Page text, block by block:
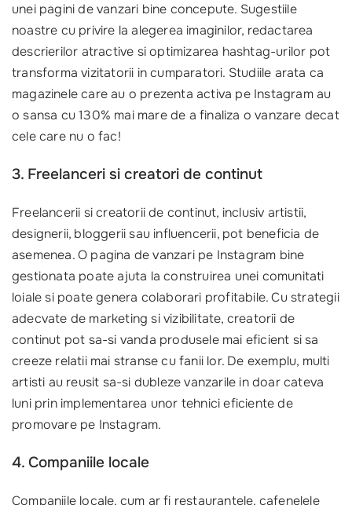
unei pagini de vanzari bine concepute. Sugestiile
noastre cu privire la alegerea imaginilor, redactarea
descrierilor atractive si optimizarea hashtag-urilor pot
transforma vizitatorii in cumparatori. Studiile arata ca
magazinele care au o prezenta activa pe Instagram au
o sansa cu 130% mai mare de a finaliza o vanzare decat
cele care nu o fac!
3. Freelanceri si creatori de continut
Freelancerii si creatorii de continut, inclusiv artistii,
designerii, bloggerii sau influencerii, pot beneficia de
asemenea. O pagina de vanzari pe Instagram bine
gestionata poate ajuta la construirea unei comunitati
loiale si poate genera colaborari profitabile. Cu strategii
adecvate de marketing si vizibilitate, creatorii de
continut pot sa-si vanda produsele mai eficient si sa
creeze relatii mai stranse cu fanii lor. De exemplu, multi
artisti au reusit sa-si dubleze vanzarile in doar cateva
luni prin implementarea unor tehnici eficiente de
promovare pe Instagram.
4. Companiile locale
Companiile locale, cum ar fi restaurantele, cafenelele